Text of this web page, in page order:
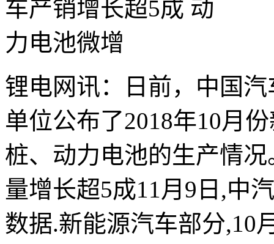
锂电网讯：日前，中国
单位公布了2018年10月
桩、动力电池的生产情
量增长超5成11月9日,中
数据.新能源汽车部分,10